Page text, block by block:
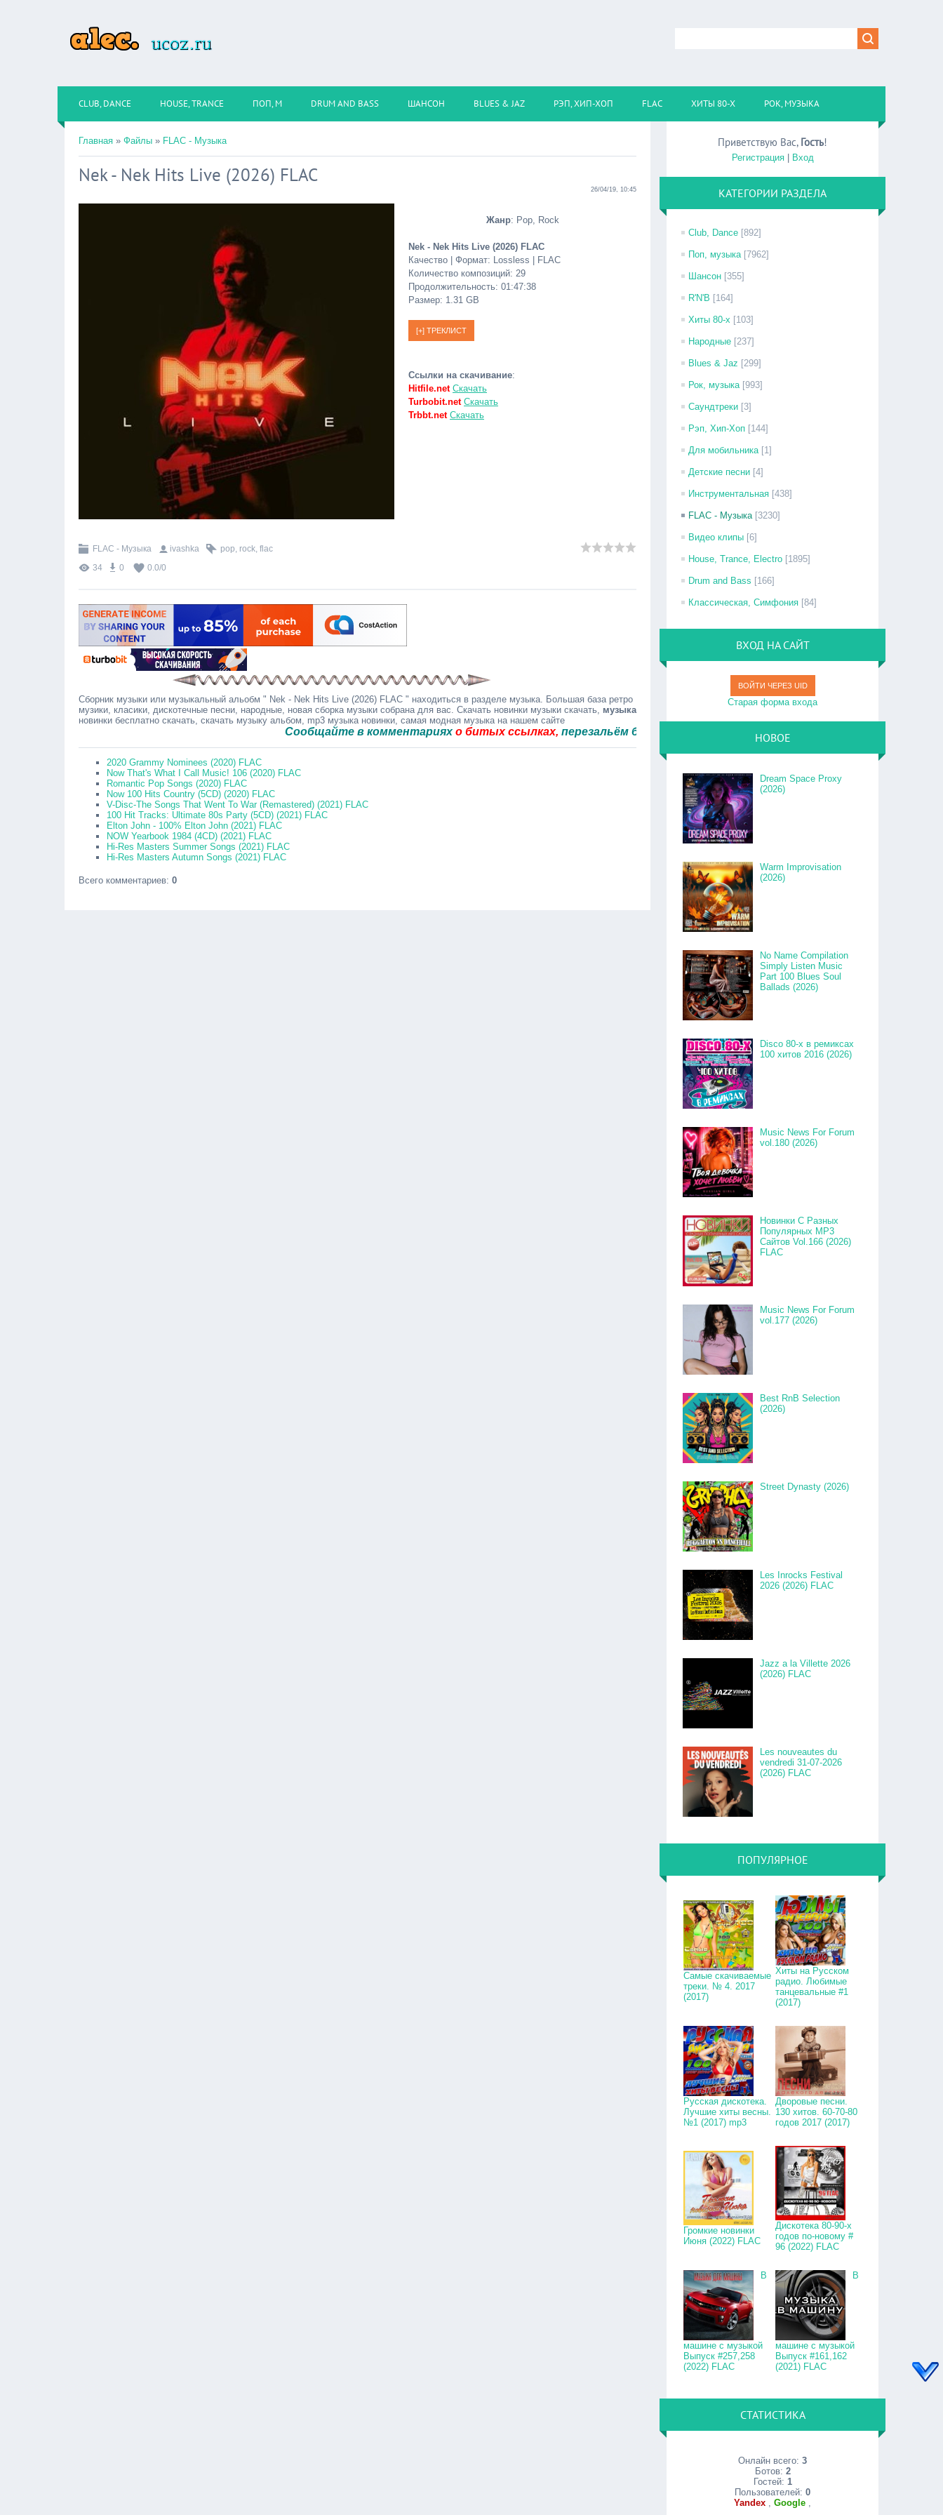
CLUB, DANCE HOUSE, TRANCE ПОП, М DRUM AND BASS ШАНСОН BLUES & JAZ РЭП, ХИП-ХОП FLAC ХИТЫ 80-Х РОК, МУЗЫКА
Главная » Файлы » FLAC - Музыка
Nek - Nek Hits Live (2026) FLAC
26/04/19, 10:45
Жанр: Pop, Rock
Nek - Nek Hits Live (2026) FLAC
Качество | Формат: Lossless | FLAC
Количество композиций: 29
Продолжительность: 01:47:38
Размер: 1.31 GB
Ссылки на скачивание:
Hitfile.net Скачать
Turbobit.net Скачать
Trbbt.net Скачать
FLAC - Музыка ivashka pop, rock, flac
34
0 0.0/0
Сборник музыки или музыкальный альобм " Nek - Nek Hits Live (2026) FLAC " находиться в разделе музыка. Большая база ретро
музики, класики, дискотечные песни, народные, новая сборка музыки собрана для вас. Скачать новинки музыки скачать, музыка
новинки бесплатно скачать, скачать музыку альбом, mp3 музыка новинки, самая модная музыка на нашем сайте
Сообщайте в комментарияхо битых ссылках,перезальём быстро.
2020 Grammy Nominees (2020) FLAC
Now That's What I Call Music! 106 (2020) FLAC
Romantic Pop Songs (2020) FLAC
Now 100 Hits Country (5CD) (2020) FLAC
V-Disc-The Songs That Went To War (Remastered) (2021) FLAC
100 Hit Tracks: Ultimate 80s Party (5CD) (2021) FLAC
Elton John - 100% Elton John (2021) FLAC
NOW Yearbook 1984 (4CD) (2021) FLAC
Hi-Res Masters Summer Songs (2021) FLAC
Hi-Res Masters Autumn Songs (2021) FLAC
Всего комментариев: 0
Приветствую Вас, Гость!
Регистрация| Вход
КАТЕГОРИИ РАЗДЕЛА
Club, Dance [892]
Поп, музыка [7962]
Шансон [355]
R'N'B [164]
Хиты 80-х [103]
Народные [237]
Blues & Jaz [299]
Рок, музыка [993]
Саундтреки [3]
Рэп, Хип-Хоп [144]
Для мобильника [1]
Детские песни [4]
Инструментальная [438]
FLAC - Музыка [3230]
Видео клипы [6]
House, Trance, Electro [1895]
Drum and Bass [166]
Классическая, Симфония [84]
ВХОД НА САЙТ
ВОЙТИ ЧЕРЕЗ UID
Старая форма входа
НОВОЕ
Dream Space Proxy
(2026)
Warm Improvisation
(2026)
No Name Compilation
Simply Listen Music
Part 100 Blues Soul
Ballads (2026)
Disco 80-x в ремиксах
100 хитов 2016 (2026)
Music News For Forum
vol.180 (2026)
Новинки С Разных
Популярных MP3
Сайтов Vol.166 (2026)
FLAC
Music News For Forum
vol.177 (2026)
Best RnB Selection
(2026)
Street Dynasty (2026)
Les Inrocks Festival
2026 (2026) FLAC
Jazz a la Villette 2026
(2026) FLAC
Les nouveautes du
vendredi 31-07-2026
(2026) FLAC
ПОПУЛЯРНОЕ
Самые скачиваемые
треки. № 4. 2017
(2017)
Хиты на Русском
радио. Любимые
танцевальные #1
(2017)
Русская дискотека.
Лучшие хиты весны.
№1 (2017) mp3
Дворовые песни.
130 хитов. 60-70-80
годов 2017 (2017)
Громкие новинки
Июня (2022) FLAC
Дискотека 80-90-х
годов по-новому #
96 (2022) FLAC
В
машине с музыкой
Выпуск #257,258
(2022) FLAC
В
машине с музыкой
Выпуск #161,162
(2021) FLAC
СТАТИСТИКА
Онлайн всего:3
Ботов: 2
Гостей: 1
Пользователей:0
Yandex ,Google ,